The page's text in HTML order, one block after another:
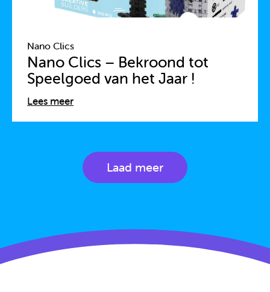
Nano Clics
Nano Clics – Bekroond tot
Speelgoed van het Jaar !
Lees meer
Laad meer